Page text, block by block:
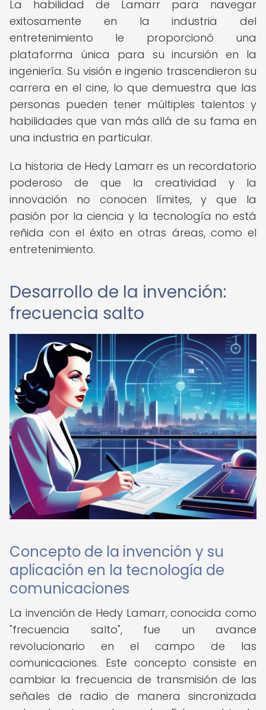
La habilidad de Lamarr para navegar
exitosamente en la industria del
entretenimiento le proporcionó una
plataforma única para su incursión en la
ingeniería. Su visión e ingenio trascendieron su
carrera en el cine, lo que demuestra que las
personas pueden tener múltiples talentos y
habilidades que van más allá de su fama en
una industria en particular.
La historia de Hedy Lamarr es un recordatorio
poderoso de que la creatividad y la
innovación no conocen límites, y que la
pasión por la ciencia y la tecnología no está
reñida con el éxito en otras áreas, como el
entretenimiento.
Desarrollo de la invención:
frecuencia salto
Concepto de la invención y su
aplicación en la tecnología de
comunicaciones
La invención de Hedy Lamarr, conocida como
"frecuencia salto", fue un avance
revolucionario en el campo de las
comunicaciones. Este concepto consiste en
cambiar la frecuencia de transmisión de las
señales de radio de manera sincronizada